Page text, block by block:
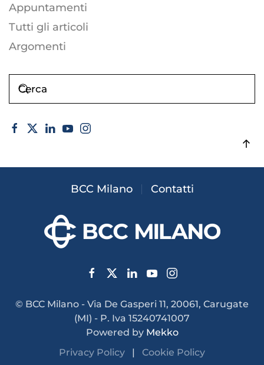
Appuntamenti
Tutti gli articoli
Argomenti
BCC Milano Contatti
© BCC Milano - Via De Gasperi 11, 20061, Carugate
(MI) - P. Iva 15240741007
Powered by Mekko
Privacy Policy | Cookie Policy